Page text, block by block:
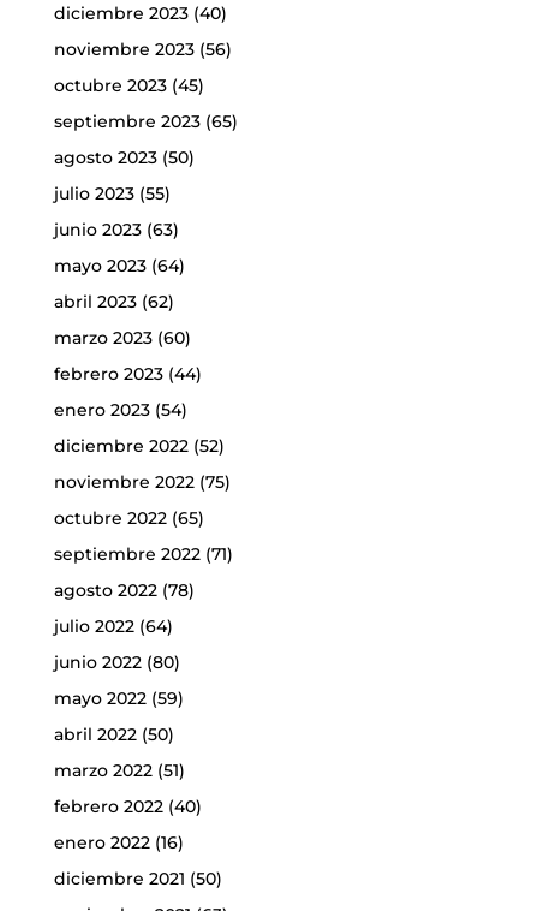
diciembre 2023(40)
noviembre 2023(56)
octubre 2023(45)
septiembre 2023(65)
agosto 2023(50)
julio 2023(55)
junio 2023(63)
mayo 2023(64)
abril 2023(62)
marzo 2023(60)
febrero 2023(44)
enero 2023(54)
diciembre 2022(52)
noviembre 2022(75)
octubre 2022(65)
septiembre 2022(71)
agosto 2022(78)
julio 2022(64)
junio 2022(80)
mayo 2022(59)
abril 2022(50)
marzo 2022(51)
febrero 2022(40)
enero 2022(16)
diciembre 2021 (50)